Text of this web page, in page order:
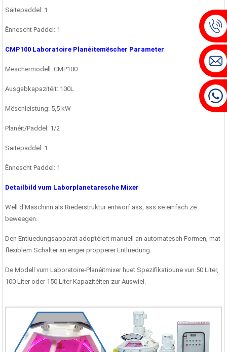
Säitepaddel: 1
Ënnescht Paddel: 1
CMP100 Laboratoire Planéitemëscher Parameter
Mëschermodell: CMP100
Ausgabkapazitéit: 100L
Mëschleistung: 5,5 kW
Planéit/Paddel: 1/2
Säitepaddel: 1
Ënnescht Paddel: 1
Detailbild vum Laborplanetaresche Mixer
Well d'Maschinn als Riederstruktur entworf ass, ass se einfach ze
beweegen.
Den Entluedungsapparat adoptéiert manuell an automatesch Formen, mat
flexiblem Schalter an enger propperer Entluedung.
De Modell vum Laboratoire-Planéitmixer huet Spezifikatioune vun 50 Liter,
100 Liter oder 150 Liter Kapazitéiten zur Auswiel.